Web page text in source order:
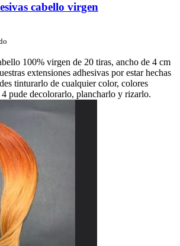
cabello virgen
100% virgen de 20 tiras, ancho de 4 cm
extensiones adhesivas por estar hechas
tinturarlo de cualquier color, colores
pude decolorarlo, plancharlo y rizarlo.